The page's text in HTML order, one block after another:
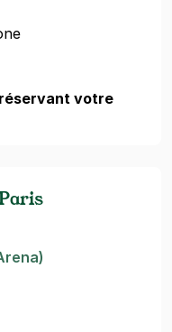
réservant votre